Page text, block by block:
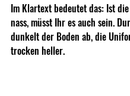
Im Klartext bedeutet das: Ist
nass, müsst Ihr es auch sein.
dunkelt der Boden ab, die
trocken heller.